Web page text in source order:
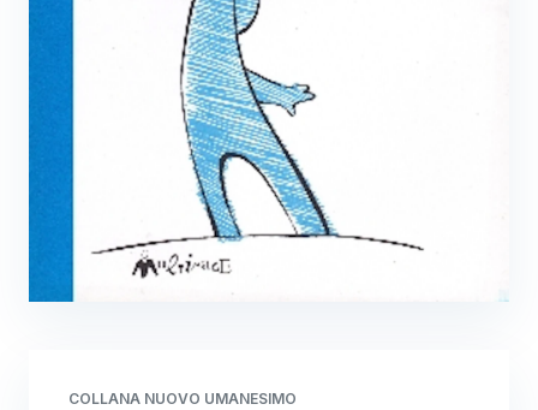
COLLANA NUOVO UMANESIMO